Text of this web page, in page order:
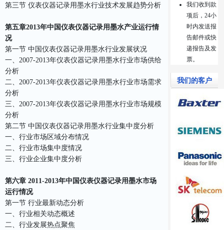
第三节 仪表仪器记录用墨水行业技术发展趋势分析
第五章2013年中国仪表仪器记录用墨水产业运行情
况
第一节 中国仪表仪器记录用墨水行业发展状况
一、2007-2013年仪表仪器记录用墨水行业市场供给
分析
二、2007-2013年仪表仪器记录用墨水行业市场需求
分析
三、2007-2013年仪表仪器记录用墨水行业市场规模
分析
第二节 中国仪表仪器记录用墨水行业集中度分析
一、行业市场区域分布情况
二、行业市场集中度情况
三、行业企业集中度分析
第六章 2011-2013年中国仪表仪器记录用墨水市场
运行情况
第一节 行业最新动态分析
一、行业相关动态概述
二、行业发展热点聚焦
我们收到款
项后，24小
时内发送报
告邮件或快
递报告及发
票。
我们的客户